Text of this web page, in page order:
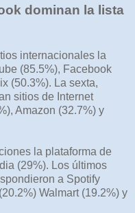
dominan la lista
internacionales la
(85.5%), Facebook
(50.3%). La sexta,
sitios de Internet
Amazon (32.7%) y
la plataforma de
(29%). Los últimos
a Spotify
Walmart (19.2%) y